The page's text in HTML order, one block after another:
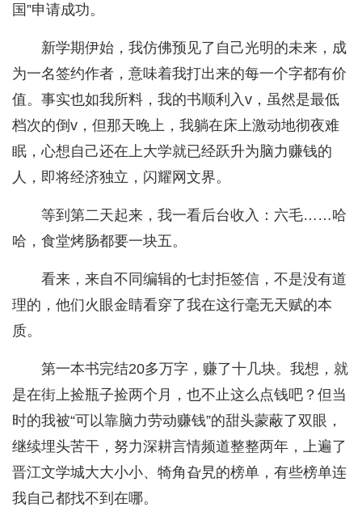
国”申请成功。
新学期伊始，我仿佛预见了自己光明的未来，成
为一名签约作者，意味着我打出来的每一个字都有价
值。事实也如我所料，我的书顺利入v，虽然是最低
档次的倒v，但那天晚上，我躺在床上激动地彻夜难
眠，心想自己还在上大学就已经跃升为脑力赚钱的
人，即将经济独立，闪耀网文界。
等到第二天起来，我一看后台收入：六毛……哈
哈，食堂烤肠都要一块五。
看来，来自不同编辑的七封拒签信，不是没有道
理的，他们火眼金睛看穿了我在这行毫无天赋的本
质。
第一本书完结20多万字，赚了十几块。我想，就
是在街上捡瓶子捡两个月，也不止这么点钱吧？但当
时的我被“可以靠脑力劳动赚钱”的甜头蒙蔽了双眼，
继续埋头苦干，努力深耕言情频道整整两年，上遍了
晋江文学城大大小小、犄角旮旯的榜单，有些榜单连
我自己都找不到在哪。